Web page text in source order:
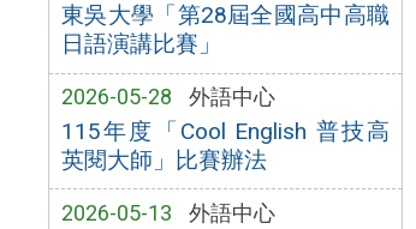
東吳大學「第28屆全國高中高職
日語演講比賽」
2026-05-28 外語中心
115年度「Cool English 普技高
英閱大師」比賽辦法
2026-05-13 外語中心